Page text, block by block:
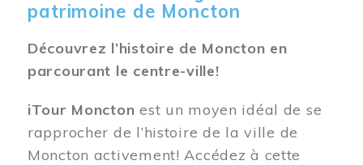
patrimoine de Moncton
Découvrez l’histoire de Moncton en
parcourant le centre-ville!
iTour Moncton est un moyen idéal de se
rapprocher de l’histoire de la ville de
Moncton activement! Accédez à cette